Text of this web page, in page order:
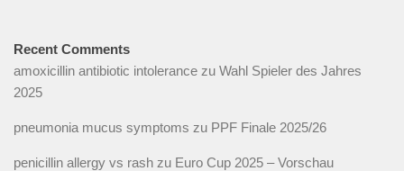
Recent Comments
amoxicillin antibiotic intolerance zu Wahl Spieler des Jahres
2025
pneumonia mucus symptoms zu PPF Finale 2025/26
penicillin allergy vs rash zu Euro Cup 2025 – Vorschau